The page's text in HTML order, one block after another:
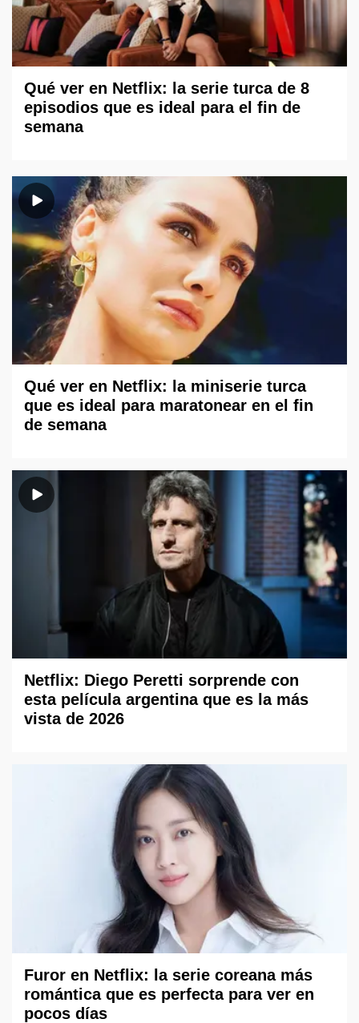
Qué ver en Netflix: la serie turca de 8
episodios que es ideal para el fin de
semana
Qué ver en Netflix: la miniserie turca
que es ideal para maratonear en el fin
de semana
Netflix: Diego Peretti sorprende con
esta película argentina que es la más
vista de 2026
Furor en Netflix: la serie coreana más
romántica que es perfecta para ver en
pocos días